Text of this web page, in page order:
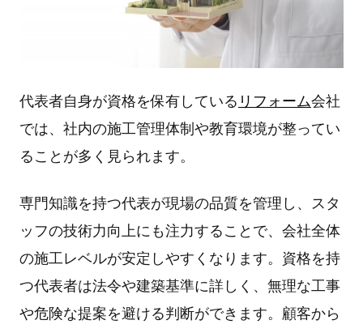
代表者⾃⾝が資格を保有している リフォーム会社
では、社内の施⼯管理体制や教育環境が整ってい
ることが多く⾒られます。
専⾨知識を持つ代表が現場の品質を管理し、スタ
ッフの技術⼒向上にも注⼒することで、会社全体
の施⼯レベルが安定しやすくなります。資格を持
つ代表者は法令や建築基準に詳しく、無理な⼯事
や危険な提案を避ける判断ができます。顧客から